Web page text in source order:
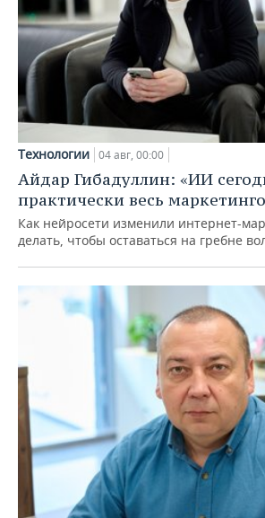
Технологии 04 авг, 00:00
Айдар Гибадуллин: «ИИ
практически весь
Как нейросети изменили интернет-
делать, чтобы оставаться на гребне